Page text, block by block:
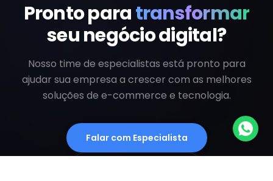
Pronto paratransformar
seu negócio digital?
Nosso time de especialistas está pronto para
ajudar sua empresa a crescer com as melhores
soluções de e-commerce e tecnologia.
Falar com Especialista